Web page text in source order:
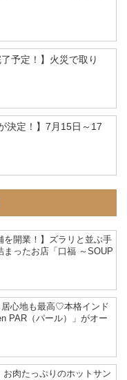
予定！】火災で取り
決定！】7月15日～17
を開業！】ズラリと並ぶ手
まったお店「口福 ～SOUP
居心地も最高♡本格インド
PAR（パール）」がオー
肉たっぷりのホットサン